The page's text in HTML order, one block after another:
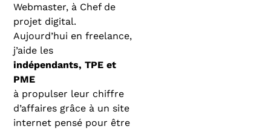
Webmaster, à Chef de
projet digital.
Aujourd’hui en freelance,
j’aide les
indépendants, TPE et
PME
à propulser leur chiffre
d’affaires grâce à un site
internet pensé pour être